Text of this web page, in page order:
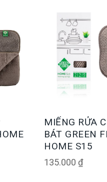
MIẾNG RỬA
BÁT GREEN
HOME S15
135.000 ₫